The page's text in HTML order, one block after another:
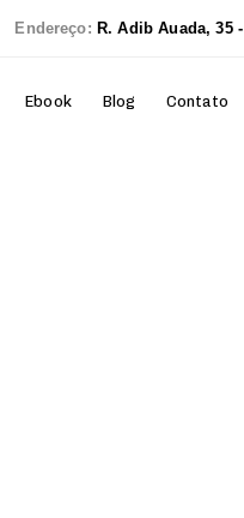
Endereço: R. Adib Auada, 35
Ebook Blog Contato